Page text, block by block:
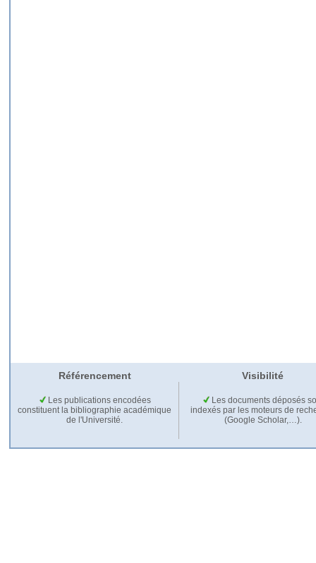
Référencement Visibilité
Les publications encodées
constituent la bibliographie académique
de l'Université.
Les documents déposés
indexés par les moteurs de
(Google Scholar,…).